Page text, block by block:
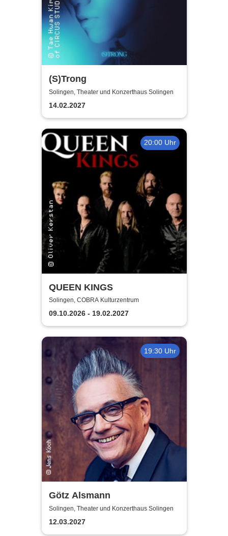
(S)Trong
Solingen, Theater und Konzerthaus Solingen
14.02.2027
20:00 Uhr
QUEEN KINGS
Solingen, COBRA Kulturzentrum
09.10.2026 - 19.02.2027
19:30 Uhr
Götz Alsmann
Solingen, Theater und Konzerthaus Solingen
12.03.2027